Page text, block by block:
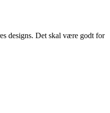
designs. Det skal være godt for